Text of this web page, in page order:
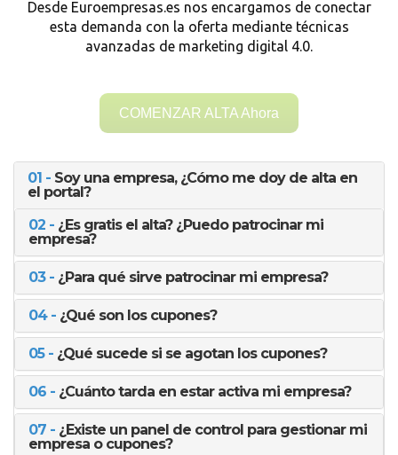
Desde Euroempresas.es nos encargamos de conectar
esta demanda con la oferta mediante técnicas
avanzadas de marketing digital 4.0.
COMENZAR ALTA Ahora
01 - Soy una empresa, ¿Cómo me doy de alta en
el portal?
02 - ¿Es gratis el alta? ¿Puedo patrocinar mi
empresa?
03 - ¿Para qué sirve patrocinar mi empresa?
04 - ¿Qué son los cupones?
05 - ¿Qué sucede si se agotan los cupones?
06 - ¿Cuánto tarda en estar activa mi empresa?
07 - ¿Existe un panel de control para gestionar mi
empresa o cupones?